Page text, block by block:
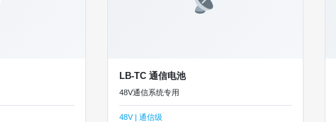
LB-TC 通信电池
48V通信系统专用
48V | 通信级